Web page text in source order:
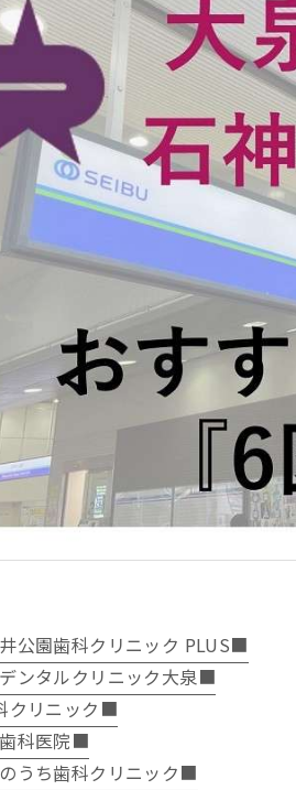
公園歯科クリニック PLUS■
ンタルクリニック大泉■
クリニック■
科医院■
うち歯科クリニック■